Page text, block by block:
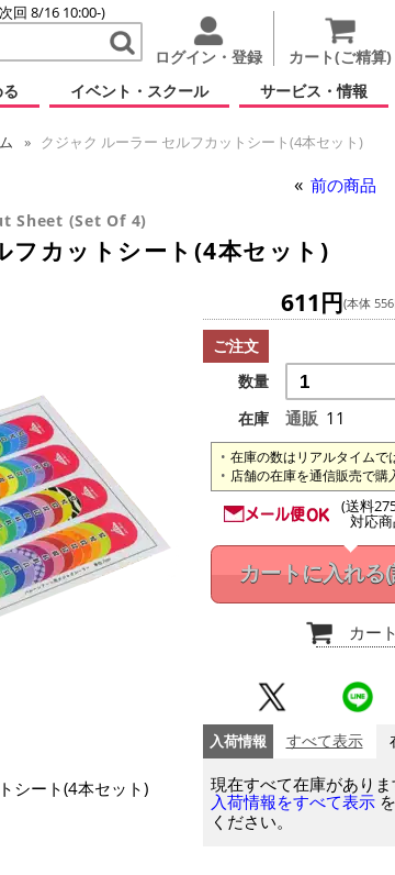
回 8/16 10:00-)
ログイン・登録 カート(ご精算)
イベント・スクール サービス・情報
クジャク ルーラー セルフカットシート(4本セット)
前の商品
Sheet (Set Of 4)
フカットシート(4本セット)
シート(4本セット)
611円(本体
ご注文
数量
在庫
通販 11
在庫の数はリアルタイムで
店舗の在庫を通信販売で購
(送料
対応
カートに入れる
カー
入荷情報 すべて表示
現在すべて在庫がありま
入荷情報をすべて表示
ください。